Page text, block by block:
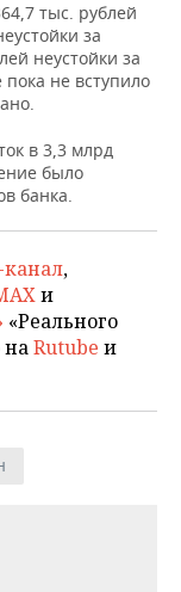
тыс. рублей
за
неустойки за
не вступило
в 3,3 млрд
было
банка.
канал,
и
«Реального
наRutube и